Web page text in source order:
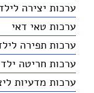
ערכות יצירה
ערכות טאי דאי
ערכות תפירה
ערכות חריטה
ערכות מדעיות